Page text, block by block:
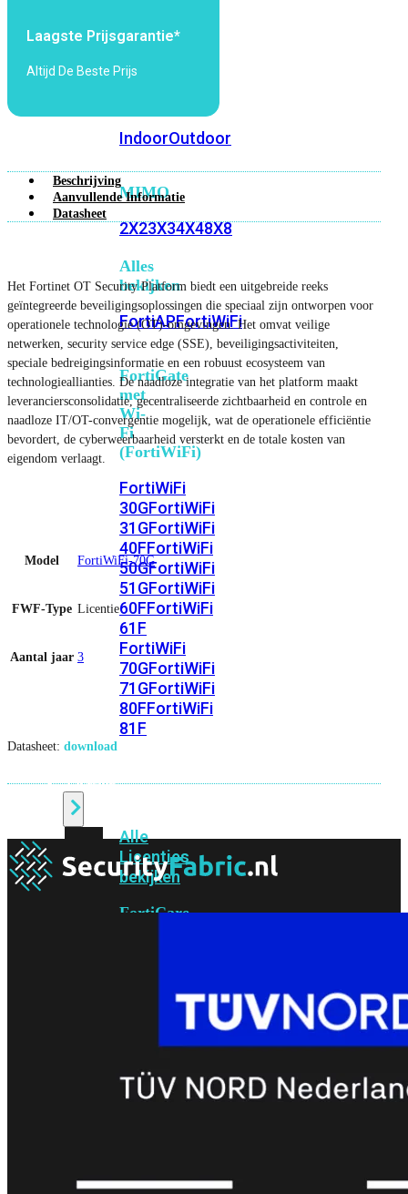
Wi-
Fi
IndoorOutdoor
MIMO
2X23X34X48X8
Alles
bekijken
FortiAPFortiWiFi
FortiGate
met
Wi-
Fi
(FortiWiFi)
FortiWiFi
30GFortiWiFi
31GFortiWiFi
40FFortiWiFi
50GFortiWiFi
51GFortiWiFi
60FFortiWiFi
61F
FortiWiFi
70GFortiWiFi
71GFortiWiFi
80FFortiWiFi
81F
Licentie
Alle
Licenties
bekijken
FortiCare
PremiumFortiCare
FortiCare
Upgrades
FortiCare
1
Laagste Prijsgarantie*
Altijd De Beste Prijs
Beschrijving
Aanvullende Informatie
Datasheet
Het Fortinet OT Security Platform biedt een uitgebreide reeks
geïntegreerde beveiligingsoplossingen die speciaal zijn ontworpen voor
operationele technologie (OT)-omgevingen. Het omvat veilige
netwerken, security service edge (SSE), beveiligingsactiviteiten,
speciale bedreigingsinformatie en een robuust ecosysteem van
technologieallianties. De naadloze integratie van het platform maakt
leveranciersconsolidatie, gecentraliseerde zichtbaarheid en controle en
naadloze IT/OT-convergentie mogelijk, wat de operationele efficiëntie
bevordert, de cyberweerbaarheid versterkt en de totale kosten van
eigendom verlaagt.
Model FortiWiFi-70G
FWF-Type Licentie
Aantal jaar 3
Datasheet: download